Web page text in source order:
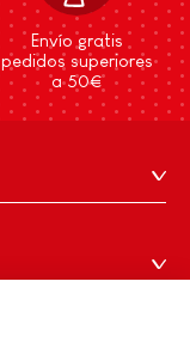
Envío gratis
pedidos superiores
a 50€